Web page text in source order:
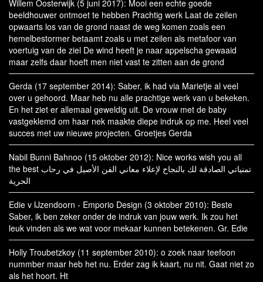
Willem Oosterwijk (5 juni 2017): Mooi een echte goede
beeldhouwer ontmoet te hebben Prachtig werk Laat de zeilen
opwaarts los van de grond naast de weg komen zoals een
hemelbestormer betaamt zoals u met zeilen als metafoor van
voertuig van de ziel De wind heeft je naar appelscha gewaaid
maar zelfs daar hoeft men niet vast te zitten aan de grond
Gerda (17 september 2014): Saber, ik had via Marietje al veel
over u gehoord. Maar heb nu alle prachtige werk van u bekeken.
En het ziet er allemaal geweldig uit. De vrouw met de baby
vastgeklemd om haar nek maakte diepe indruk op me. Heel veel
succes met uw nieuwe projecten. Groetjes Gerda
Nabil Bunni Bahnoo (15 oktober 2012): Nice works wish you all
the best تمنياتي الصادقة لك بالنجاح لإعلاء معاني الفن الأصيل في رحاب
الحرية
Edie v IJzendoorn - Emporio Design (3 oktober 2010): Beste
Saber, ik ben zeker onder de indruk van jouw werk. Ik zou het
leuk vinden als we wat voor mekaar kunnen betekenen. Gr. Edie
Holly Troubetzkoy (11 september 2010): o zoek naar teefoon
nummber maar heb het nu. Erder zag ik kaart, nu nit. Gaat niet zo
als het hoort. Ht